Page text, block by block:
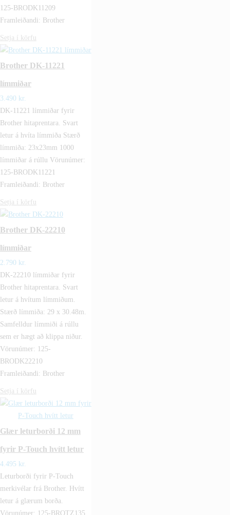
125-BRODK11209
Framleiðandi: Brother
Setja í körfu
Brother DK-11221
límmiðar
3.490 kr.
DK-11221 límmiðar fyrir
Brother hitaprentara. Svart
letur á hvíta límmiða Stærð
límmiða: 23x23mm 1000
límmiðar á rúllu Vörunúmer:
125-BRODK11221
Framleiðandi: Brother
Setja í körfu
Brother DK-22210
límmiðar
2.790 kr.
DK-22210 límmiðar fyrir
Brother hitaprentara. Svart
letur á hvítum límmiðum.
Stærð límmiða: 29 x 30.48m.
Samfelldur límmiði á rúllu
sem er hægt að klippa niður.
Vörunúmer: 125-
BRODK22210
Framleiðandi: Brother
Setja í körfu
Glær leturborði 12 mm
fyrir P-Touch hvítt letur
4.495 kr.
Leturborði fyrir P-Touch
merkivélar frá Brother. Hvítt
letur á glærum borða.
Vörunúmer: 125-BROTZ135